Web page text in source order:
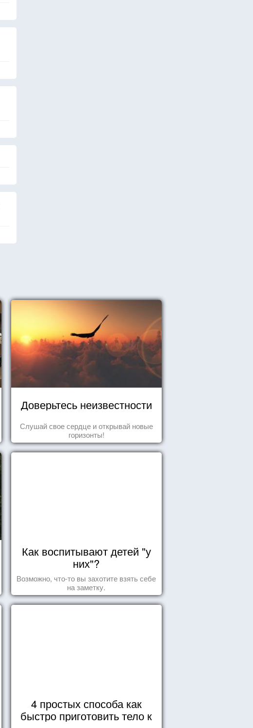
Доверьтесь неизвестности
Слушай свое сердце и открывай новые
горизонты!
Как воспитывают детей "у
них"?
Возможно, что-то вы захотите взять себе
на заметку.
4 простых способа как
быстро приготовить тело к